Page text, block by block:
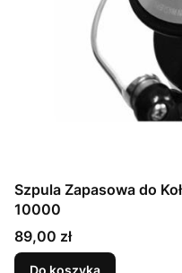
Szpula Zapasowa do
10000
Cena
89,00 zł
Do koszyka